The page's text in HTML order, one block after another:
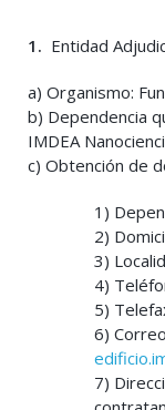
1. Entidad
a) Organismo:
b) Dependencia
IMDEA
c) Obtención de
1)
2)
3)
4)
5)
6)
7)